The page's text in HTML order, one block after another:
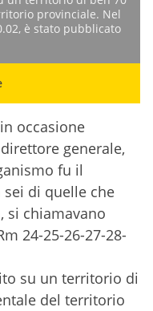
provinciale. Nel
è stato pubblicato
occasione
generale,
fu il
di quelle che
si chiamavano
24-25-26-27-28-
su un territorio di
del territorio